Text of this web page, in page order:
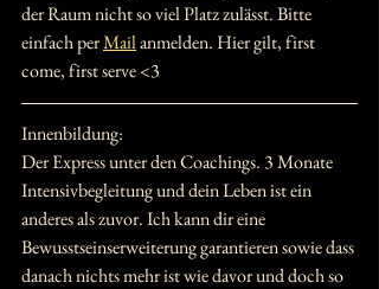
der Raum nicht so viel Platz zulässt. Bitte
einfach per Mail anmelden. Hier gilt, first
come, first serve <3
Innenbildung:
Der Express unter den Coachings. 3 Monate
Intensivbegleitung und dein Leben ist ein
anderes als zuvor. Ich kann dir eine
Bewusstseinserweiterung garantieren sowie dass
danach nichts mehr ist wie davor und doch so